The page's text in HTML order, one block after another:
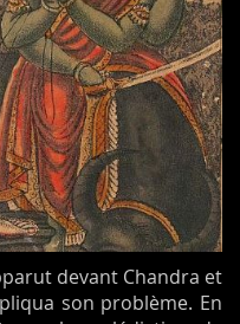
devant Chandra et
son problème. En